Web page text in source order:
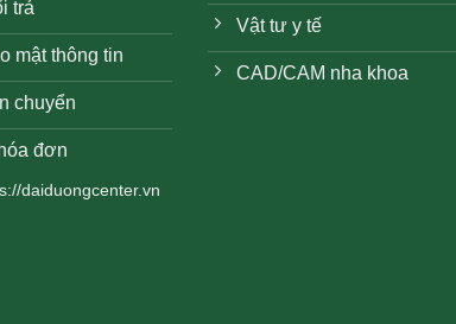
trả
mật thông tin
chuyển
đơn
daiduongcenter.vn
Vật tư y tế
CAD/CAM nha khoa